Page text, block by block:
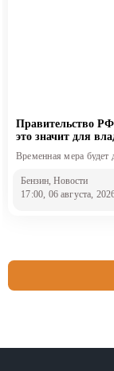
Правительство
это значит для
Временная мера будет
Бензин, Новости
17:00, 06 августа,